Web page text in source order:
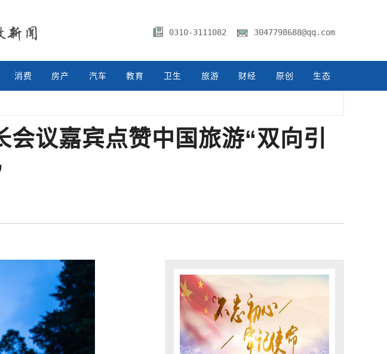
0310-3111082 3047798688@qq.com
消费 房产 汽车 教育 卫生 旅游 财经 原创 生态
议嘉宾点赞中国旅游“双向引